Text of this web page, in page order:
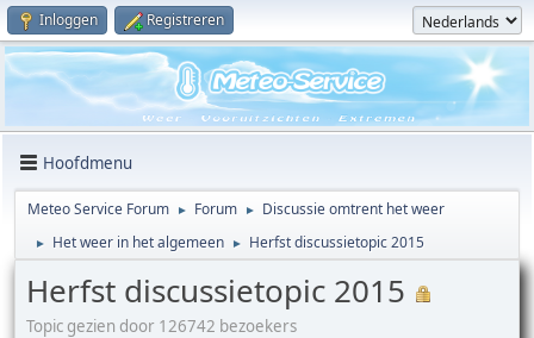
Inloggen Registreren
Hoofdmenu
Meteo Service Forum ► Forum ► Discussie omtrent het weer
► Het weer in het algemeen ► Herfst discussietopic 2015
Herfst discussietopic 2015
Topic gezien door 126742 bezoekers